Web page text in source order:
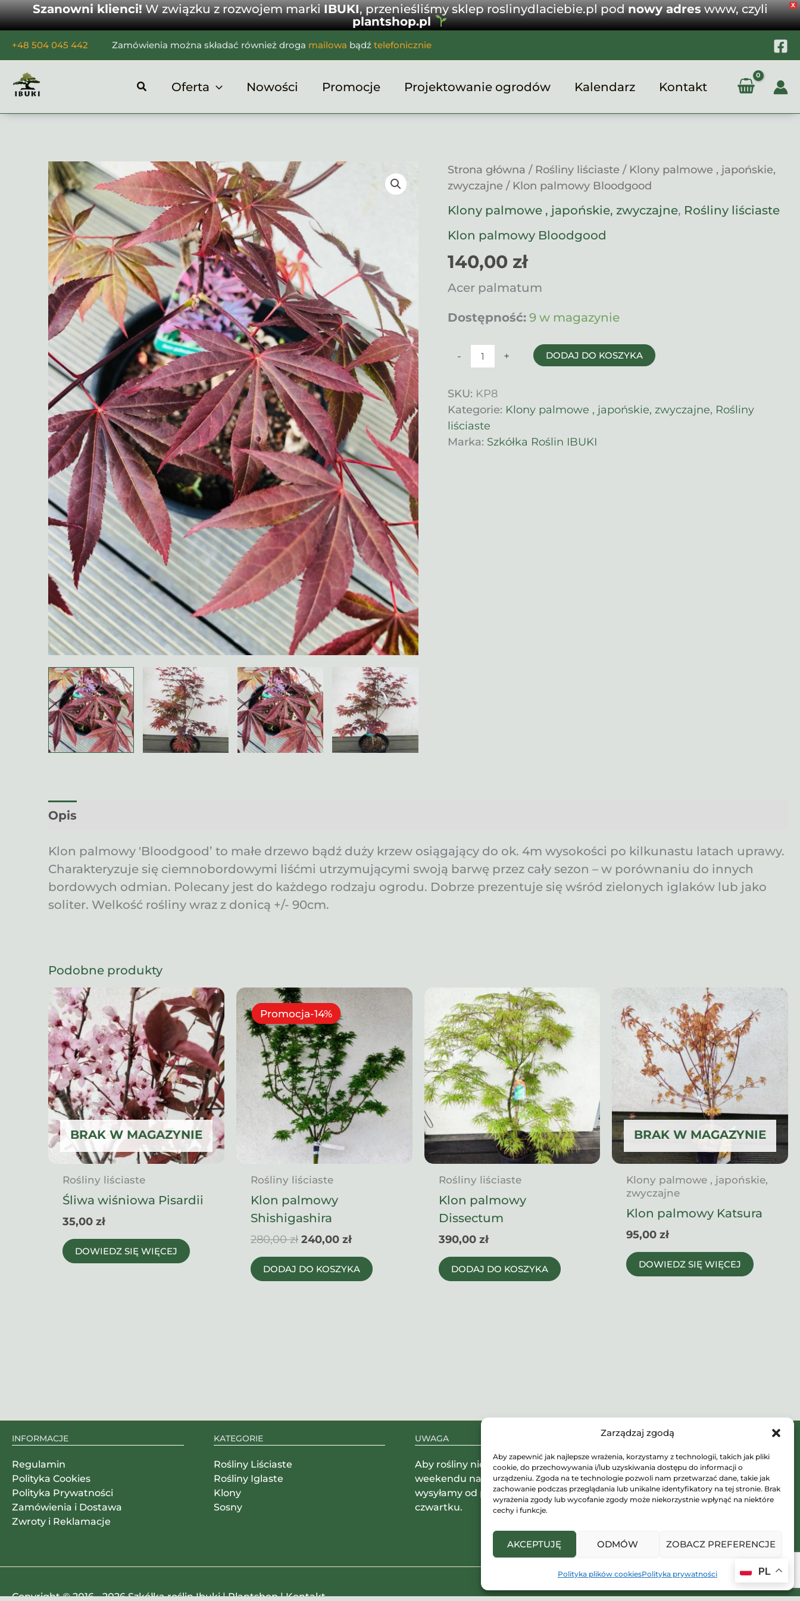
Zarządzaj zgodą
Aby zapewnić jak najlepsze wrażenia, korzystamy z technologii, takich jak pliki
cookie, do przechowywania i/lub uzyskiwania dostępu do informacji o
urządzeniu. Zgoda na te technologie pozwoli nam przetwarzać dane, takie jak
zachowanie podczas przeglądania lub unikalne identyfikatory na tej stronie. Brak
wyrażenia zgody lub wycofanie zgody może niekorzystnie wpłynąć na niektóre
cechy i funkcje.
AKCEPTUJĘ ODMÓW ZOBACZ PREFERENCJE
Polityka plików cookiesPolityka prywatności
X
Szanowni klienci!W związku z rozwojem markiIBUKI, przenieśliśmy sklep roslinydlaciebie.pl podnowy adreswww, czyli
plantshop.pl
Przejdź
do
treści
+48 504 045 442 Zamówienia można składać również droga mailowa bądź telefonicznie
Oferta Nowości Promocje Projektowanie ogrodów Kalendarz Kontakt
Strona główna / Rośliny liściaste / Klony palmowe , japońskie,
zwyczajne / Klon palmowy Bloodgood
Klony palmowe , japońskie, zwyczajne, Rośliny liściaste
Klon palmowy Bloodgood
140,00 zł
Acer palmatum
Dostępność: 9 w magazynie
- + DODAJ DO KOSZYKA
SKU: KP8
Kategorie: Klony palmowe , japońskie, zwyczajne, Rośliny
liściaste
Marka: Szkółka Roślin IBUKI
Opis
Klon palmowy 'Bloodgood’ to małe drzewo bądź duży krzew osiągający do ok. 4m wysokości po kilkunastu latach uprawy.
Charakteryzuje się ciemnobordowymi liśćmi utrzymującymi swoją barwę przez cały sezon – w porównaniu do innych
bordowych odmian. Polecany jest do każdego rodzaju ogrodu. Dobrze prezentuje się wśród zielonych iglaków lub jako
soliter. Welkość rośliny wraz z donicą +/- 90cm.
Podobne produkty
BRAK W MAGAZYNIE
Rośliny liściaste
Śliwa wiśniowa Pisardii
35,00 zł
DOWIEDZ SIĘ WIĘCEJ
Promocja-14%
Promocja-14%
Rośliny liściaste
Klon palmowy
Shishigashira
280,00zł Pierwotna
wynosiła:
280,00 zł.
240,00 złAktualna
wynosi:
240,00 zł.
DODAJ DO KOSZYKA
Rośliny liściaste
Klon palmowy
Dissectum
390,00 zł
DODAJ DO KOSZYKA
BRAK W MAGAZYNIE
Klony palmowe , japońskie,
zwyczajne
Klon palmowy Katsura
95,00zł
DOWIEDZ SIĘ WIĘCEJ
INFORMACJE
Regulamin
Polityka Cookies
Polityka Prywatności
Zamówienia i Dostawa
Zwroty i Reklamacje
KATEGORIE
Rośliny Liściaste
Rośliny Iglaste
Klony
Sosny
UWAGA
Aby rośliny nie musiały spędzać
weekendu na magazynie, paczki
wysyłamy od poniedziałku do
czwartku.
SKLEP STACJONARNY
Janowicka 191, 43-512 Janowice
+48 504 045 442
Copyright © 2016 - 2026 Szkółka roślin Ibuki | Plantshop |Kontakt
PL
Bloodgood